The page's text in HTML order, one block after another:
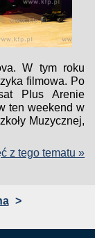
W tym roku
filmowa. Po
Plus Arenie
ten weekend w
Muzycznej,
z tego tematu »
>